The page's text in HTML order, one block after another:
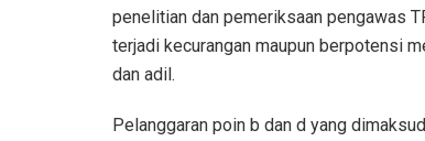
penelitian dan pemeriksaan pengawas
terjadi kecurangan maupun berpotensi
dan adil.
Pelanggaran poin b dan d yang